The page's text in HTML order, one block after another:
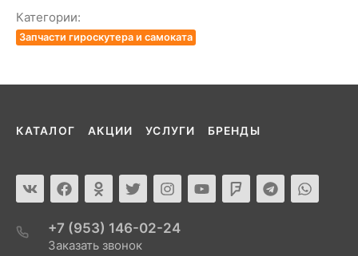
Категории:
Запчасти гироскутера и самоката
КАТАЛОГ АКЦИИ УСЛУГИ БРЕНДЫ
+7 (953) 146-02-24
Заказать звонок